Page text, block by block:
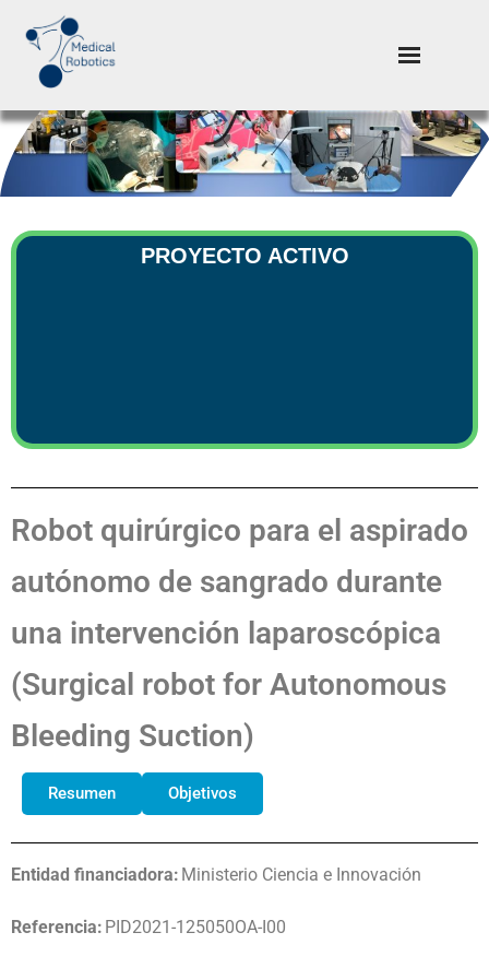
PROYECTO ACTIVO
Robot quirúrgico para el aspirado
autónomo de sangrado durante
una intervención laparoscópica
(Surgical robot for Autonomous
Bleeding Suction)
Resumen Objetivos
Entidad financiadora: Ministerio Ciencia e Innovación
Referencia: PID2021-125050OA-I00